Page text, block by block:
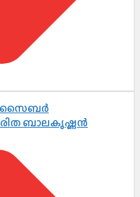
സൈബർ
ബാലകൃഷ്ണൻ